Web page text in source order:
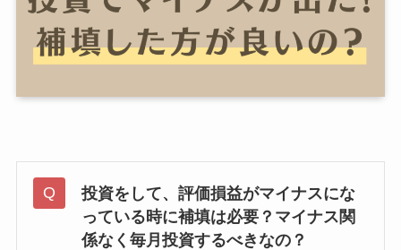
投資をして、評価損益がマイナスにな
っている時に補填は必要？マイナス関
係なく毎月投資するべきなの？